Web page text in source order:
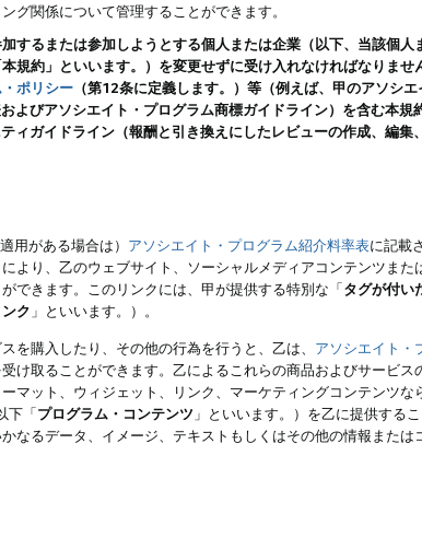
グ関係について管理することができます。
するまたは参加しようとする個人または企業（以下、当該個人
約」といいます。）を変更せずに受け入れなければなりませ
ポリシー （第12条に定義します。）等（例えば、甲のアソシエ
よびアソシエイト・プログラム商標ガイドライン）を含む本規
ガイドライン（報酬と引き換えにしたレビューの作成、編集
用がある場合は） アソシエイト・プログラム紹介料率表に記載
より、乙のウェブサイト、ソーシャルメディアコンテンツまた
できます。このリンクには、甲が提供する特別な「タグが付い
ク 」といいます。）。
を購入したり、その他の行為を行うと、乙は、 アソシエイト・
け取ることができます。乙によるこれらの商品およびサービス
マット、ウィジェット、リンク、マーケティングコンテンツな
下「プログラム・コンテンツ 」といいます。）を乙に提供する
なるデータ、イメージ、テキストもしくはその他の情報または